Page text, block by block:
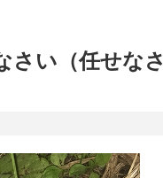
さい（任せなさ